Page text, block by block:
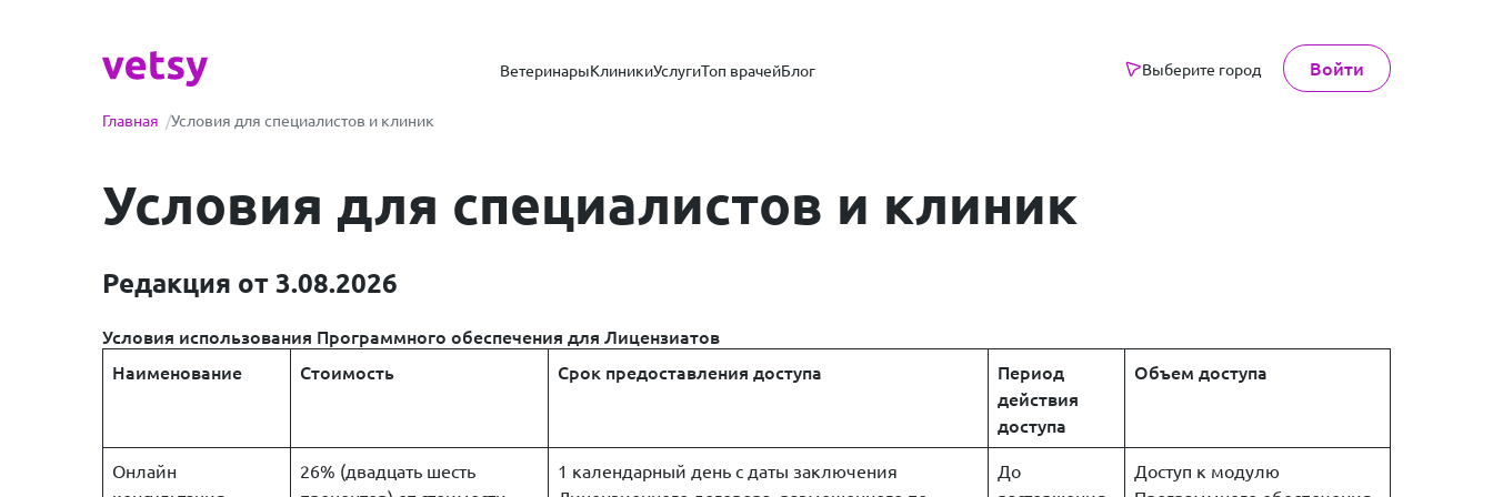
ВетеринарыКлиникиУслугиТоп врачейБлог Выберите город Войти
Главная /Условия для специалистов и клиник
Условия для специалистов и клиник
Редакция от 3.08.2026
Условия использования Программного обеспечения для Лицензиатов
Наименование
Стоимость Срок предоставления доступа
Период
действия
доступа
Объем доступа
Онлайн
26% (двадцать шесть
1 календарный день с даты заключения
До
Доступ к модулю